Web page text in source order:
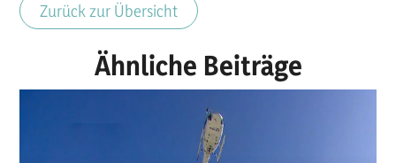
Zurück zur Übersicht
Ähnliche Beiträge